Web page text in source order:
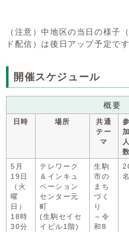
（注意）中地区の当日の様子
ド配信）は後日アップ予定です
開催スケジュール
概要
日時 場所
共通
テー
マ
参
加
人
数
5月
19日
（火
曜
日）
18時
30分
テレワーク
＆インキュ
ベーション
センター元
町
(生駒セイセ
イビル1階)
生駒
市の
まち
づく
り
～令
和8
名